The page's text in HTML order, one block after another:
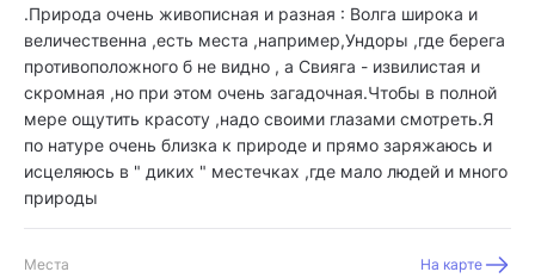
.Природа очень живописная и разная : Волга широка и
величественна ,есть места ,например,Ундоры ,где берега
противоположного б не видно , а Свияга - извилистая и
скромная ,но при этом очень загадочная.Чтобы в полной
мере ощутить красоту ,надо своими глазами смотреть.Я
по натуре очень близка к природе и прямо заряжаюсь и
исцеляюсь в " диких " местечках ,где мало людей и много
природы
Места На карте